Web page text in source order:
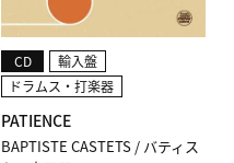
BAPTISTE CASTETS / バティス
PATIENCE
CD
輸入盤
ドラムス・打楽器